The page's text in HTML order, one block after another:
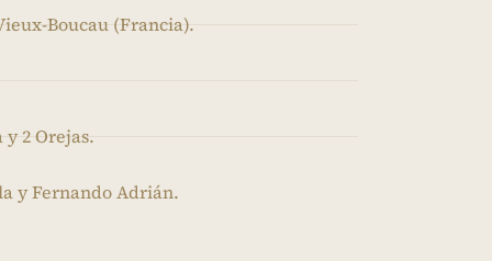
Boucau (Francia).
2 Orejas.
y Fernando Adrián.